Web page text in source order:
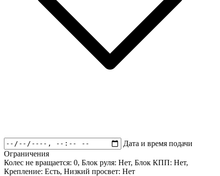
Дата и время подачи
Ограничения
Колес не вращается: 0, Блок руля: Нет, Блок КПП: Нет,
Крепление: Есть, Низкий просвет: Нет